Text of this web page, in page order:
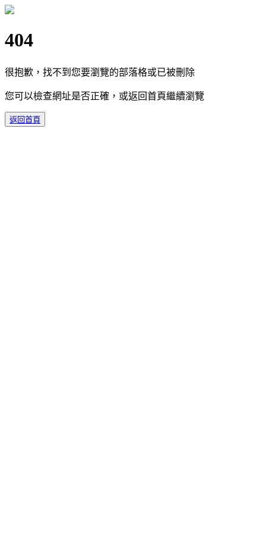
404
很抱歉，找不到您要瀏覽的部落格或已被刪除
您可以檢查網址是否正確，或返回首頁繼續瀏覽
返回首頁